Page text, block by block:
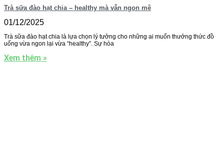
Trà sữa đào hạt chia – healthy mà vẫn ngon mê
01/12/2025
Trà sữa đào hạt chia là lựa chọn lý tưởng cho những ai muốn thưởng thức đồ
uống vừa ngon lại vừa “healthy”. Sự hòa
Xem thêm »